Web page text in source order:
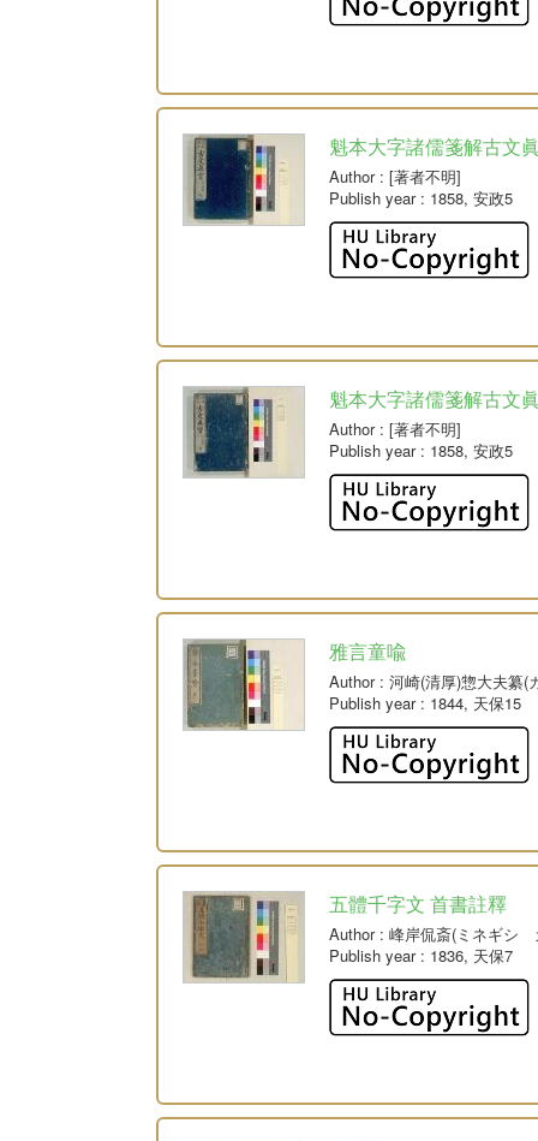
魁本大字諸儒箋解古文
Author: [著者不明]
Publish year: 1858, 安政5
魁本大字諸儒箋解古文
Author: [著者不明]
Publish year: 1858, 安政5
雅言童喩
Author: 河崎(清厚)惣大夫纂
Publish year: 1844, 天保15
五體千字文 首書註釋
Author: 峰岸侃斎(ミネギシ
Publish year: 1836, 天保7